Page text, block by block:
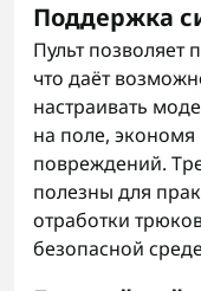
Поддержка
Пульт позволяет
что даёт
настраивать
на поле,
повреждений.
полезны для
отработки
безопасной